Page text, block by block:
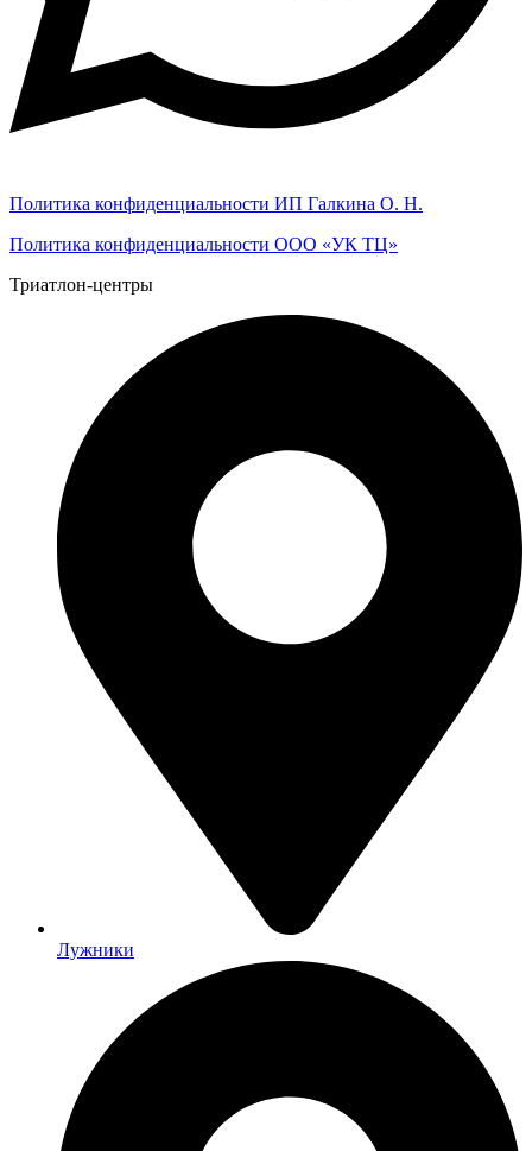
Политика конфиденциальности ИП Галкина О. Н.
Политика конфиденциальности ООО «УК ТЦ»
Триатлон-центры
Лужники